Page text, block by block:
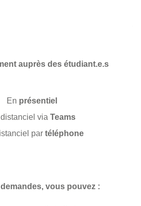
auprès des étudiant.e.s
En présentiel
via Teams
par téléphone
vous pouvez :